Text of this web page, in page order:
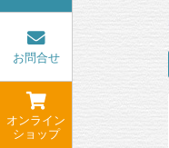
お問合せ
オンライン
ショップ